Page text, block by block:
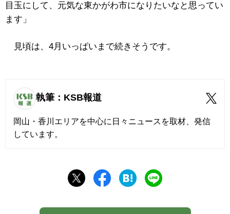
目玉にして、元気な東かがわ市になりたいなと思ってい
ます」
見頃は、4月いっぱいまで続きそうです。
執筆：KSB報道
岡山・香川エリアを中心に日々ニュースを取材、発信
しています。